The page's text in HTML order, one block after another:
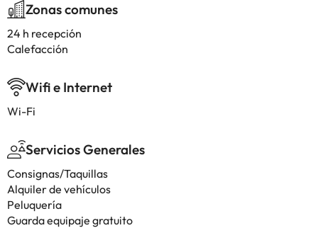
Zonas comunes
24 h recepción
Calefacción
Wifi e Internet
Wi-Fi
Servicios Generales
Consignas/Taquillas
Alquiler de vehículos
Peluquería
Guarda equipaje gratuito